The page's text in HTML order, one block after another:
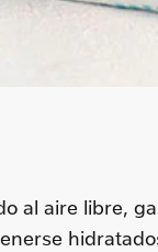
al aire libre,